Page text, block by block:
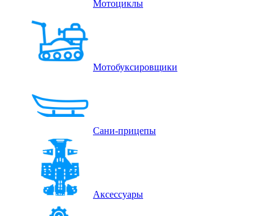
Мотоциклы
Мотобуксировщики
Сани-прицепы
Аксессуары